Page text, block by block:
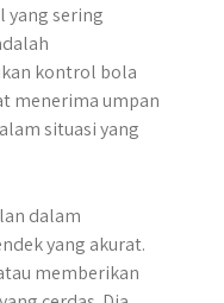
yang sering
kontrol bola
menerima umpan
situasi yang
dalam
yang akurat.
memberikan